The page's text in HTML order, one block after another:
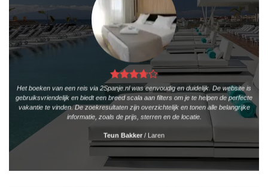
Het boeken van een reis via 2Spanje.nl was eenvoudig en duidelijk. De website is
gebruiksvriendelijk en biedt een breed scala aan filters om je te helpen de perfecte
vakantie te vinden. De zoekresultaten zijn overzichtelijk en tonen alle belangrijke
informatie, zoals de prijs, sterren en de locatie.
Teun Bakker / Laren